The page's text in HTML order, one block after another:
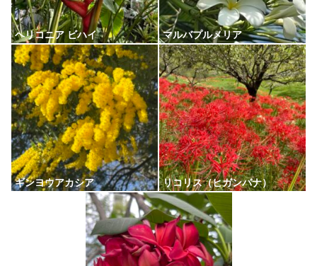
ヘリコニア ビハイ マルバプルメリア
ギンヨウアカシア リコリス（ヒガンバナ）